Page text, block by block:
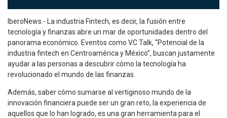
IberoNews.- La industria Fintech, es decir, la fusión entre
tecnología y finanzas abre un mar de oportunidades dentro del
panorama económico. Eventos como VC Talk, “Potencial de la
industria fintech en Centroamérica y México”, buscan justamente
ayudar a las personas a descubrir cómo la tecnología ha
revolucionado el mundo de las finanzas.
Además, saber cómo sumarse al vertiginoso mundo de la
innovación financiera puede ser un gran reto, la experiencia de
aquellos que lo han logrado, es una gran herramienta para el